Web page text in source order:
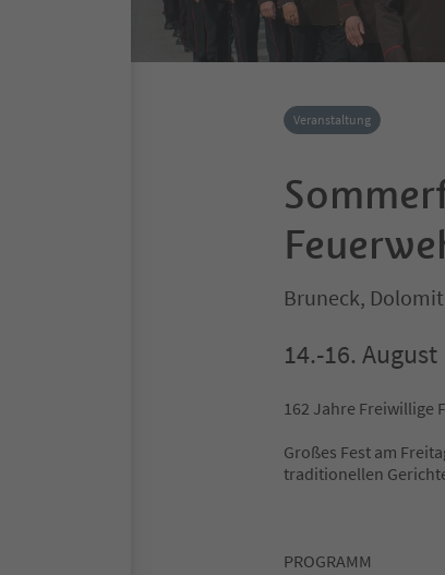
Veranstaltung
Bruneck,
14.-16. August
162 Jahre Freiwillige
Großes Fest am
traditionellen
PROGRAMM